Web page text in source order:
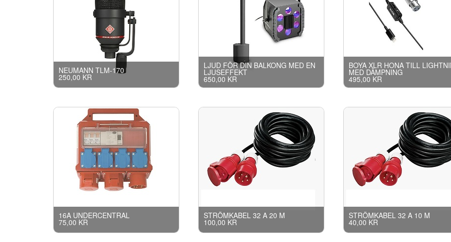
NEUMANN TLM-170
250,00 KR
LJUD FÖR DIN BALKONG MED EN
LJUSEFFEKT
650,00 KR
BOYA XLR HONA TILL
MED DÄMPNING
495,00 KR
16A UNDERCENTRAL
75,00 KR
STRÖMKABEL 32 A 20 M
100,00 KR
STRÖMKABEL 32 A 10 M
40,00 KR